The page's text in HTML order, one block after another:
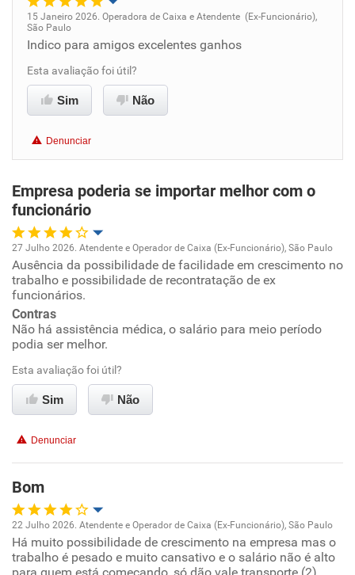
Oportunidade de promoção
Ambiente de trabalho
Conciliação com a vida familiar
Recomenda esta empresa
Recomenda a diretoria
15 Janeiro 2026. Operadora de Caixa e Atendente (Ex-Funcionário),
São Paulo
Indico para amigos excelentes ganhos
Esta avaliação foi útil?
Sim Não
Denunciar
Empresa poderia se importar melhor com o
funcionário
Oportunidade de promoção
Conciliação com a vida familiar
Benefícios
27 Julho 2026. Atendente e Operador de Caixa (Ex-Funcionário), São Paulo
Ausência da possibilidade de facilidade em crescimento no
trabalho e possibilidade de recontratação de ex
funcionários.
Contras
Não há assistência médica, o salário para meio período
podia ser melhor.
Esta avaliação foi útil?
Sim Não
Denunciar
Bom
Oportunidade de promoção
22 Julho 2026. Atendente e Operador de Caixa (Ex-Funcionário), São Paulo
Há muito possibilidade de crescimento na empresa mas o
trabalho é pesado e muito cansativo e o salário não é alto